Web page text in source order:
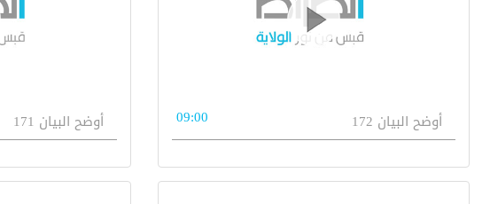
أوضح البيان 172 09:00 أوضح البيان 171